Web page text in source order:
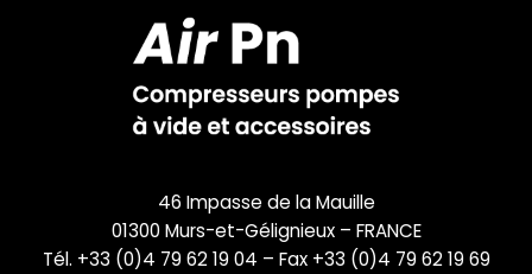
46 Impasse de la Mauille
01300 Murs-et-Gélignieux – FRANCE
Tél. +33 (0)4 79 62 19 04 – Fax +33 (0)4 79 62 19 69